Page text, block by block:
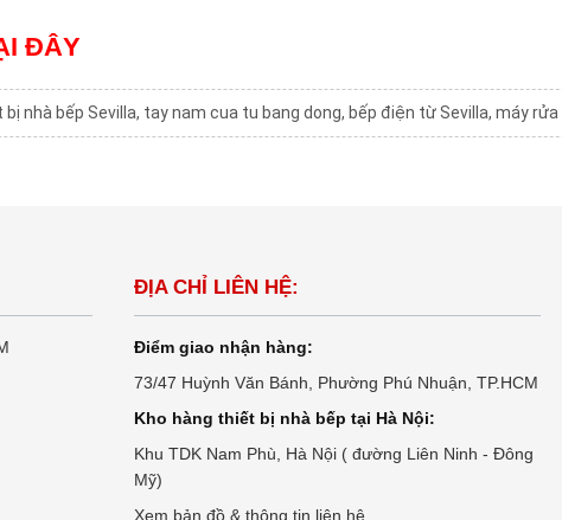
ĐÂY
bị nhà bếp Sevilla, tay nam cua tu bang dong, bếp điện từ Sevilla, máy rửa
ĐỊA CHỈ LIÊN HỆ:
Điểm giao nhận hàng:
73/47 Huỳnh Văn Bánh, Phường Phú Nhuận, TP.HCM
Kho hàng thiết bị nhà bếp tại Hà Nội:
Khu TDK Nam Phù, Hà Nội ( đường Liên Ninh - Đông
Mỹ)
Xem bản đồ & thông tin liên hệ